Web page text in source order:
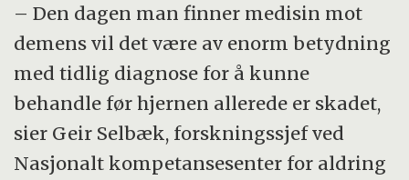
– Den dagen man finner medisin mot
demens vil det være av enorm betydning
med tidlig diagnose for å kunne
behandle før hjernen allerede er skadet,
sier Geir Selbæk, forskningssjef ved
Nasjonalt kompetansesenter for aldring